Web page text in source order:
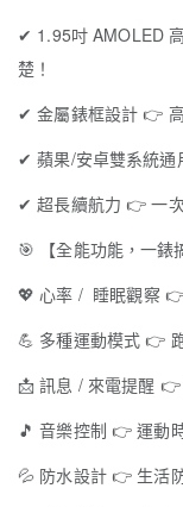
✔ 1.95吋 AMOLED
楚！
✔ 金屬錶框設計👉
✔ 蘋果/安卓雙系統通
✔ 超長續航力👉 一
🎯 【全能功能，一錶
💖 心率 / 睡眠觀察
💪 多種運動模式👉
📩 訊息 / 來電提醒 👉
🎵 音樂控制 👉 運動
💦 防水設計 👉 生活